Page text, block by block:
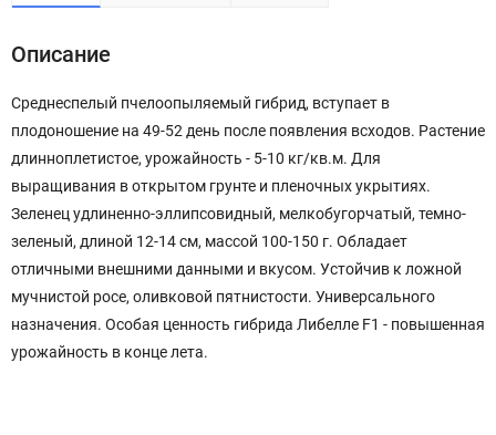
Описание
Среднеспелый пчелоопыляемый гибрид, вступает в
плодоношение на 49-52 день после появления всходов. Растение
длинноплетистое, урожайность - 5-10 кг/кв.м. Для
выращивания в открытом грунте и пленочных укрытиях.
Зеленец удлиненно-эллипсовидный, мелкобугорчатый, темно-
зеленый, длиной 12-14 см, массой 100-150 г. Обладает
отличными внешними данными и вкусом. Устойчив к ложной
мучнистой росе, оливковой пятнистости. Универсального
назначения. Особая ценность гибрида Либелле F1 - повышенная
урожайность в конце лета.